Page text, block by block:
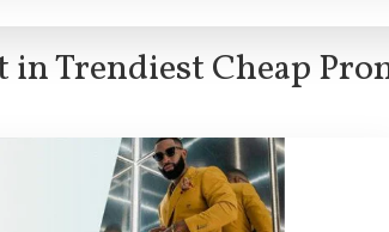
in Trendiest Cheap